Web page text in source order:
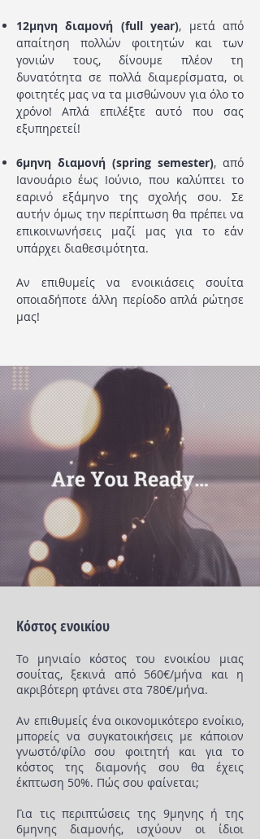
12μηνη διαμονή (full year), μετά από
απαίτηση πολλών φοιτητών και των
γονιών τους, δίνουμε πλέον τη
δυνατότητα σε πολλάδιαμερίσματα, οι
φοιτητές μας να τα μισθώνουν για όλο το
χρόνο! Απλά επιλέξτε αυτό που σας
εξυπηρετεί!
6μηνη διαμονή (spring semester), από
Ιανουάριο έως Ιούνιο, που καλύπτει το
εαρινό εξάμηνο της σχολής σου. Σε
αυτήν όμως την περίπτωση θα πρέπει να
επικοινωνήσεις μαζί μας για το εάν
υπάρχει διαθεσιμότητα.
Αν επιθυμείς να ενοικιάσεις σουίτα
οποιαδήποτε άλλη περίοδο απλά ρώτησε
μας!
Κόστος ενοικίου
Το μηνιαίο κόστος του ενοικίου μιας
σουίτας, ξεκινά από 560€/μήνα και η
ακριβότερη φτάνει στα 780€/μήνα.
Αν επιθυμείς ένα οικονομικότερο ενοίκιο,
μπορείς να συγκατοικήσεις με κάποιον
γνωστό/φίλο σου φοιτητή και για το
κόστος της διαμονής σου θα έχεις
έκπτωση 50%. Πώς σου φαίνεται;
Για τις περιπτώσεις της 9μηνης ή της
6μηνης διαμονής, ισχύουν οι ίδιοι